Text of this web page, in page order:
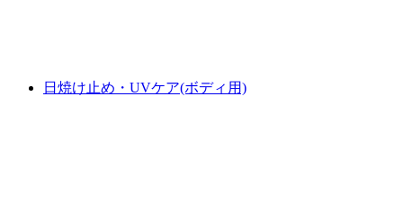
日焼け止め・UVケア(ボディ用)